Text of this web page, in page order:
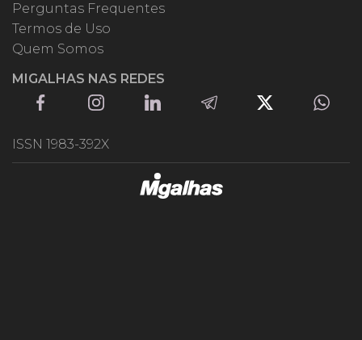
Perguntas Frequentes
Termos de Uso
Quem Somos
MIGALHAS NAS REDES
ISSN 1983-392X